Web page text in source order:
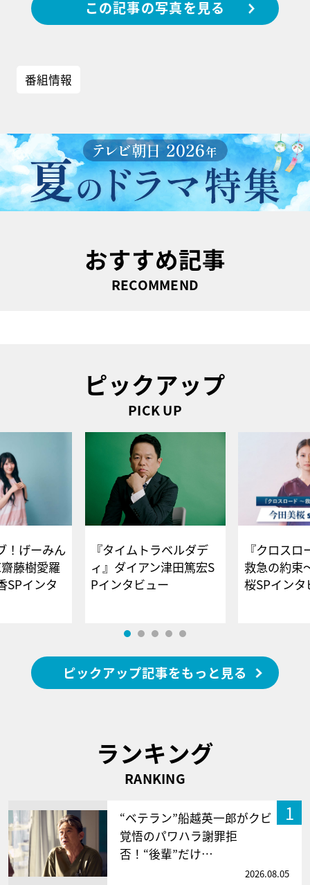
この記事の写真を見る
番組情報
おすすめ記事
RECOMMEND
ピックアップ
PICK UP
！げーみん
藤樹愛羅
SPインタ
『タイムトラベルダデ
ィ』ダイアン津田篤宏S
Pインタビュー
『クロス
救急の約束
桜SPイ
ピックアップ記事をもっと見る
ランキング
RANKING
1
“ベテラン”船越英一郎がクビ
覚悟のパワハラ謝罪拒
否！“後輩”だけ…
2026.08.05